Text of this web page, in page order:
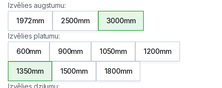
Izvēlies augstumu:
1972mm
2500mm
3000mm
Izvēlies platumu:
600mm
900mm 1050mm 1200mm
1350mm 1500mm
1800mm
Izvēlies dziļumu: